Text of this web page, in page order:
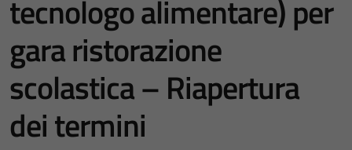
tecnologo alimentare) per
gara ristorazione
scolastica – Riapertura
dei termini